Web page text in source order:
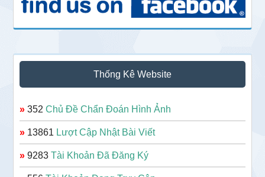
Thống Kê Website
» 352Chủ Đề Chẩn Đoán Hình Ảnh
» 13861 Lượt Cập Nhật Bài Viết
» 9283Tài Khoản Đã Đăng Ký